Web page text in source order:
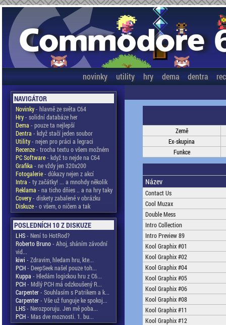
novinky utility hry dema dentra
NAVIGÁTOR
Novinky- hlavně ze světa C64
Hry- solidní databáze her
Dema - pouze ta nejlepší
Dentra - když stačí jeden soubor
Utility- nejen pro práci a legraci
Recenze- trocha textu o všem možném
PC Software- když to nejde na C64
Grafika - ne vždy jen 320x200
Fotogalerie- důkazy nejen z akcí
Intra - ty začátky! ... a mnohdy několik
Reklama - na ticho dňies .. a na hry taky
Covery- diskety zabalené v obrázku
Diskuze- o všem, o ničem a tak
POSLEDNÍCH 10 Z DISKUZE
LHS- Není to HotRod?
Roberto Bruno- Ahoj, sháním závodní
vid...
kiwi - Zdravim, hledam hru, kte...
PCH- DeepSeek našel pouze toh...
Kuppa - Hledám logickou hru z C6...
PCH- Mdlý PCH má odzkoušený R...
Carpenter- Souhlasím s Patrikem a k...
Carpenter- Vše už funguje ke spokoj...
LHS- Nerozporuju. Jen mě poba...
PCH- Mas dve moznosti. 1. bu...
Země
Ex-skupina
Funkce
Název
Contact Us
Cool Muzax
Double Mess
Intro Collection
Intro Preview 89
Kool Graphix #01
Kool Graphix #02
Kool Graphix #04
Kool Graphix #05
Kool Graphix #06
Kool Graphix #08
Kool Graphix #11
Kool Graphix #12